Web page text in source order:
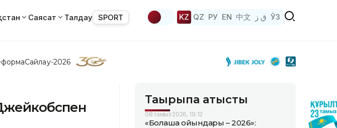
Саясат Талдау SPORT KZ QZ РУ EN 中文 ق ز ЎЗ
Сайлау-2026
Тақырыпқа қатысты
08 тамыз 2026, 19:12
«Болашақ ойындары – 2026»: